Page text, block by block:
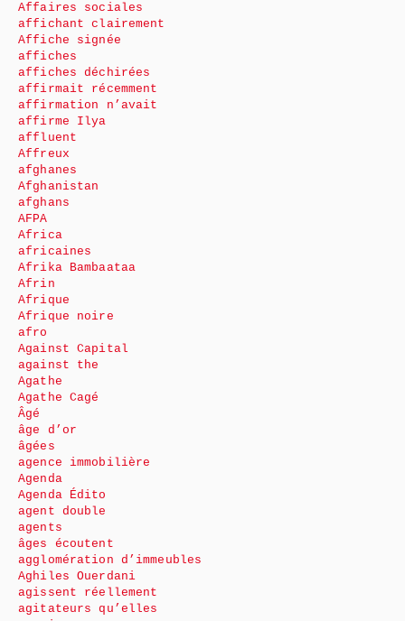
Affaires sociales
affichant clairement
Affiche signée
affiches
affiches déchirées
affirmait récemment
affirmation n’avait
affirme Ilya
affluent
Affreux
afghanes
Afghanistan
afghans
AFPA
Africa
africaines
Afrika Bambaataa
Afrin
Afrique
Afrique noire
afro
Against Capital
against the
Agathe
Agathe Cagé
Âgé
âge d’or
âgées
agence immobilière
Agenda
Agenda Édito
agent double
agents
âges écoutent
agglomération d’immeubles
Aghiles Ouerdani
agissent réellement
agitateurs qu’elles